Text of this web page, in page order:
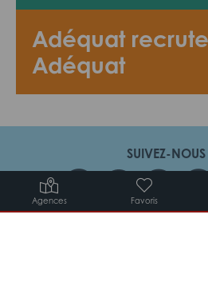
Agences Favoris
Adéquat
Adéquat
SUIVEZ-NOUS